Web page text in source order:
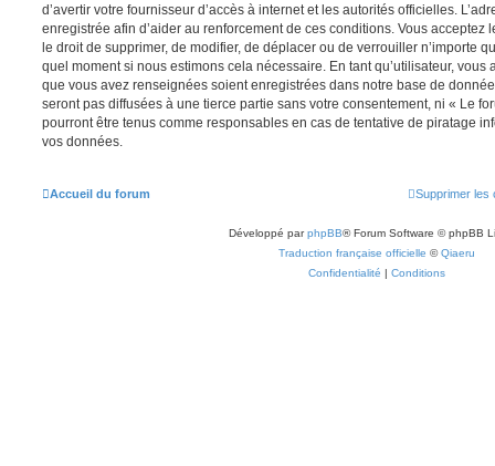
d’avertir votre fournisseur d’accès à internet et les autorités officielles.
enregistrée afin d’aider au renforcement de ces conditions. Vous acceptez
le droit de supprimer, de modifier, de déplacer ou de verrouiller n’importe
quel moment si nous estimons cela nécessaire. En tant qu’utilisateur,
que vous avez renseignées soient enregistrées dans notre base de
seront pas diffusées à une tierce partie sans votre consentement, ni « Le
pourront être tenus comme responsables en cas de tentative de piratage
vos données.
Accueil du forum Supprimer les
Développé parphpBB® Forum Software © phpBB
Traduction française officielle ©Qiaeru
Confidentialité | Conditions